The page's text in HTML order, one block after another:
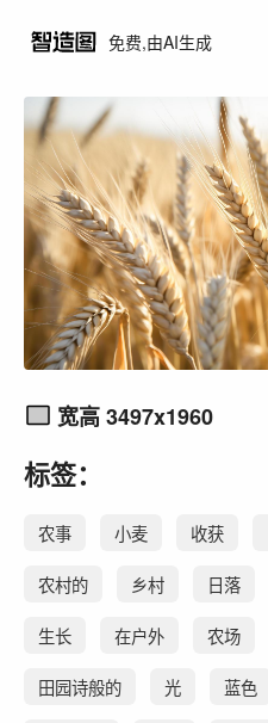
免费,由AI生成
宽高 3497x1960
标签：
农事 小麦 收获
农村的 乡村 日落
生长 在户外 农场
田园诗般的 光 蓝色